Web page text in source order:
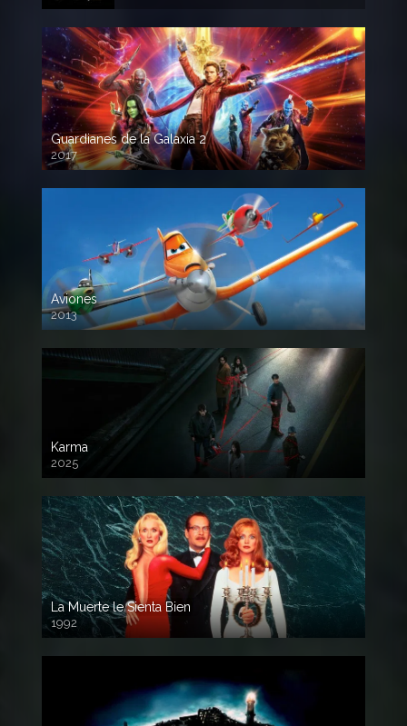
Guardianes de la Galaxia 2
2017
720p HD
Aviones
2013
720 HD
Karma
2025
La Muerte le Sienta Bien
1992
720p HD